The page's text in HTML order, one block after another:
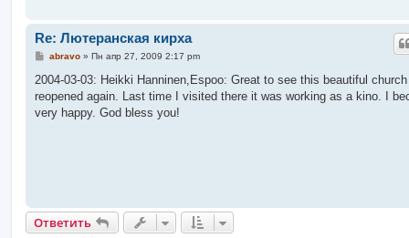
Re: Лютеранская кирха
С
о
щ
е
abravo» Пн апр 27, 2009 2:17 pm
2004-03-03: Heikki Hanninen,Espoo: Great to see this beautiful church
reopened again. Last time I visited there it was working as a kino. I
very happy. God bless you!
Ответить